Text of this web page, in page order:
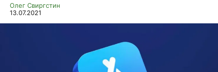
Олег Свиргстин
13.07.2021